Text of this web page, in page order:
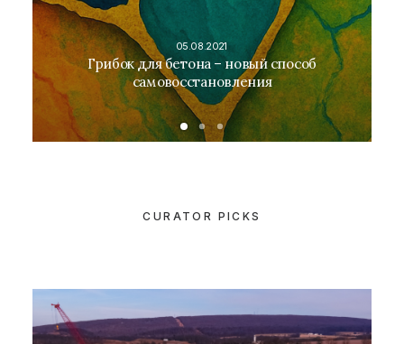
05.08.2021
Грибок для бетона – новый способ
самовосстановления
CURATOR PICKS